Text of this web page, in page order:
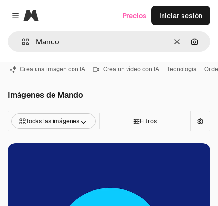
Close menu
Magnific
Borrar
Precios Iniciar sesión
Crea una imagen con IA Crea un vídeo con IA Tecnologia
Imágenes de Mando
Todas las imágenes Filtros